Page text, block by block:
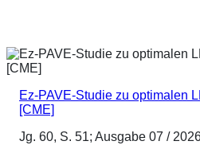
Ez-PAVE-Studie zu optimalen
[CME]
Jg. 60, S. 51; Ausgabe 07 /